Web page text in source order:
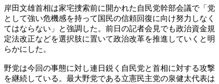
岸田文雄首相は家宅捜索前に開かれた自民党幹部会議で「党
として強い危機感を持って国民の信頼回復に向け努力しなく
てはならない」と強調した。前日の記者会見でも政治資金規
定法改正などを選択肢に置いて政治改革を推進していくと明
らかにした。
野党は今回の事態に対し連日鋭く自民党と首相に対する攻撃
を継続している。最大野党である立憲民主党の泉健太代表は